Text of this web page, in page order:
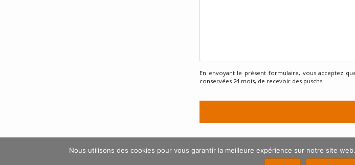
En envoyant le présent formulaire, vous acceptez
conservées 24 mois, de recevoir des puschs
Nous utilisons des cookies pour vous garantir la meilleure expérience sur notre site